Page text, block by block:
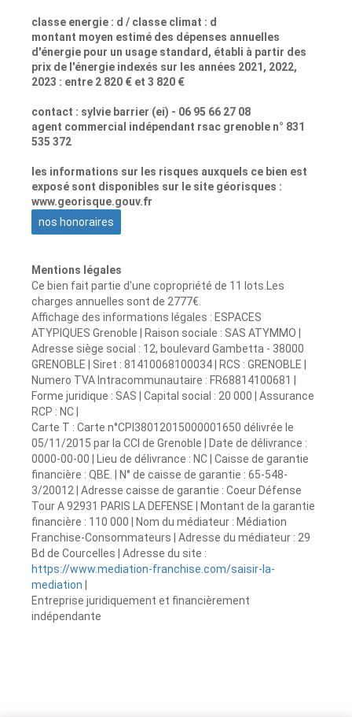
classe energie : d / classe climat : d
montant moyen estimé des dépenses annuelles
d'énergie pour un usage standard, établi à partir des
prix de l'énergie indexés sur les années 2021, 2022,
2023 : entre 2 820 € et 3 820 €
contact : sylvie barrier (ei) - 06 95 66 27 08
agent commercial indépendant rsac grenoble n° 831
535 372
les informations sur les risques auxquels ce bien est
exposé sont disponibles sur le site géorisques :
www.georisque.gouv.fr
nos honoraires
Mentions légales
Ce bien fait partie d'une copropriété de 11 lots.Les
charges annuelles sont de 2777€.
Affichage des informations légales : ESPACES
ATYPIQUES Grenoble | Raison sociale : SAS ATYMMO |
Adresse siège social : 12, boulevard Gambetta - 38000
GRENOBLE | Siret : 81410068100034 | RCS : GRENOBLE |
Numero TVA Intracommunautaire : FR68814100681 |
Forme juridique : SAS | Capital social : 20 000 | Assurance
RCP : NC |
Carte T : Carte n°CPI38012015000001650 délivrée le
05/11/2015 par la CCI de Grenoble | Date de délivrance :
0000-00-00 | Lieu de délivrance : NC | Caisse de garantie
financière : QBE. | N° de caisse de garantie : 65-548-
3/20012 | Adresse caisse de garantie : Coeur Défense
Tour A 92931 PARIS LA DEFENSE | Montant de la garantie
financière : 110 000 | Nom du médiateur : Médiation
Franchise-Consommateurs | Adresse du médiateur : 29
Bd de Courcelles | Adresse du site :
https://www.mediation-franchise.com/saisir-la-
mediation
Entreprise juridiquement et financièrement
indépendante